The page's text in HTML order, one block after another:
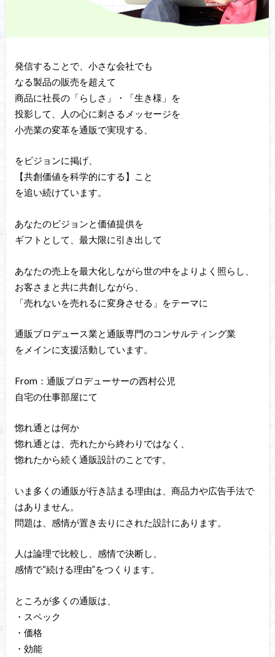
発信することで、小さな会社でも
なる製品の販売を超えて
商品に社長の「らしさ」・「生き様」を
投影して、人の心に刺さるメッセージを
小売業の変革を通販で実現する、
をビジョンに掲げ、
【共創価値を科学的にする】こと
を追い続けています。
あなたのビジョンと価値提供を
ギフトとして、最大限に引き出して
あなたの売上を最大化しながら世の中をよりよく照らし、
お客さまと共に共創しながら、
「売れないを売れるに変身させる」をテーマに
通販プロデュース業と通販専門のコンサルティング業
をメインに支援活動しています。
From：通販プロデューサーの西村公児
自宅の仕事部屋にて
惚れ通とは何か
惚れ通とは、売れたから終わりではなく、
惚れたから続く通販設計のことです。
いま多くの通販が行き詰まる理由は、商品力や広告手法で
はありません。
問題は、感情が置き去りにされた設計にあります。
人は論理で比較し、感情で決断し、
感情で“続ける理由”をつくります。
ところが多くの通販は、
・スペック
・価格
・効能